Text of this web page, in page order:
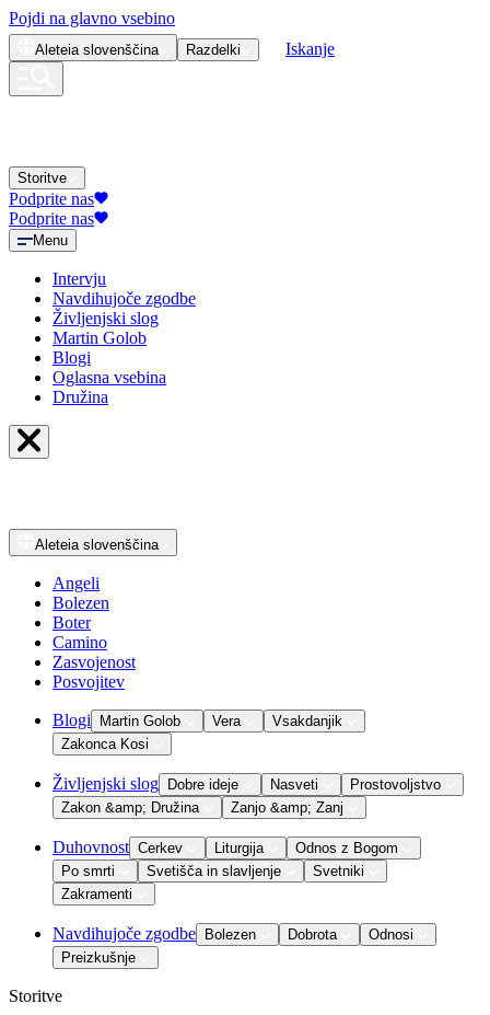
Pojdi na glavno vsebino
Aleteia slovenščina Razdelki Iskanje
Storitve
Podprite nas
Podprite nas
Menu
Intervju
Navdihujoče zgodbe
Življenjski slog
Martin Golob
Blogi
Oglasna vsebina
Družina
Aleteia slovenščina
Angeli
Bolezen
Boter
Camino
Zasvojenost
Posvojitev
Blogi Martin Golob Vera
Vsakdanjik
Zakonca Kosi
Življenjski slog Dobre ideje Nasveti
Prostovoljstvo
Zakon &amp; Družina
Zanjo &amp; Zanj
Duhovnost Cerkev Liturgija
Odnos z Bogom
Po smrti
Svetišča in slavljenje
Svetniki
Zakramenti
Navdihujoče zgodbe Bolezen Dobrota
Odnosi
Preizkušnje
Storitve